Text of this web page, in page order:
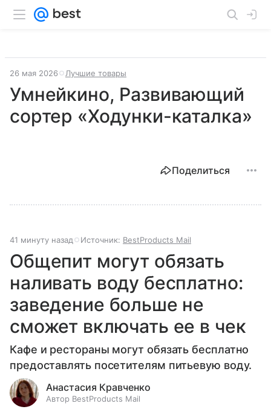
26 мая 2026 Лучшие товары
Умнейкино, Развивающий
сортер «Ходунки-каталка»
Поделиться
41 минуту назад Источник: BestProducts Mail
Общепит могут обязать
наливать воду бесплатно:
заведение больше не
сможет включать ее в чек
Кафе и рестораны могут обязать бесплатно
предоставлять посетителям питьевую воду.
Анастасия Кравченко
Автор BestProducts Mail